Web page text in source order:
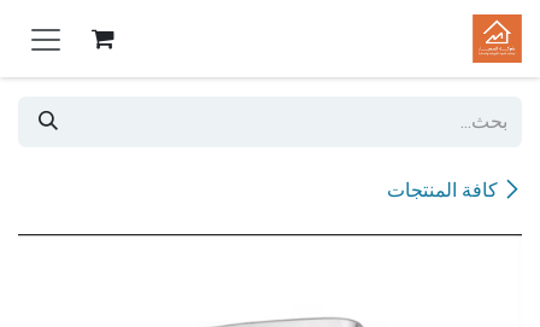
تخطي للذهاب إلى المحتوى
كافة المنتجات